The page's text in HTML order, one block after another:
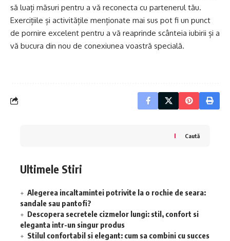
să luați măsuri pentru a vă reconecta cu partenerul tău.
Exercițiile și activitățile menționate mai sus pot fi un punct
de pornire excelent pentru a vă reaprinde scânteia iubirii și a
vă bucura din nou de conexiunea voastră specială.
Caută
Ultimele Stiri
Alegerea incaltamintei potrivite la o rochie de seara:
sandale sau pantofi?
Descopera secretele cizmelor lungi: stil, confort si
eleganta intr-un singur produs
Stilul confortabil si elegant: cum sa combini cu succes